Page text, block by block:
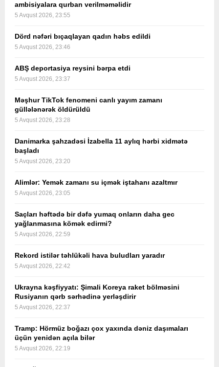
ambisiyalara qurban verilməməlidir
5 Avqust 2026, 23:55
Dörd nəfəri bıçaqlayan qadın həbs edildi
5 Avqust 2026, 23:46
ABŞ deportasiya reysini bərpa etdi
5 Avqust 2026, 23:37
Məşhur TikTok fenomeni canlı yayım zamanı
güllələnərək öldürüldü
5 Avqust 2026, 23:28
Danimarka şahzadəsi İzabella 11 aylıq hərbi xidmətə
başladı
5 Avqust 2026, 23:20
Alimlər: Yemək zamanı su içmək iştahanı azaltmır
5 Avqust 2026, 23:05
Saçları həftədə bir dəfə yumaq onların daha gec
yağlanmasına kömək edirmi?
5 Avqust 2026, 22:59
Rekord istilər təhlükəli hava buludları yaradır
5 Avqust 2026, 22:42
Ukrayna kəşfiyyatı: Şimali Koreya raket bölməsini
Rusiyanın qərb sərhədinə yerləşdirir
5 Avqust 2026, 22:37
Tramp: Hörmüz boğazı çox yaxında dəniz daşımaları
üçün yenidən açıla bilər
5 Avqust 2026, 22:19